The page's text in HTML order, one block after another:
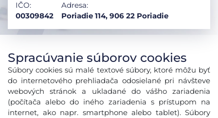
IČO:
00309842
Adresa:
Poriadie 114, 906 22 Poriadie
Spracúvanie súborov cookies
Súbory cookies sú malé textové súbory, ktoré môžu byť
do internetového prehliadača odosielané pri návšteve
webových stránok a ukladané do vášho zariadenia
(počítača alebo do iného zariadenia s prístupom na
internet, ako napr. smartphone alebo tablet). Súbory